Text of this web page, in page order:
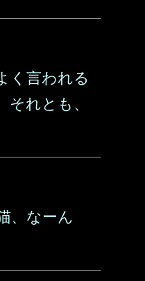
く言われる
それとも、
、なーん